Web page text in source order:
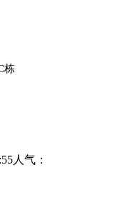
栋
人气：